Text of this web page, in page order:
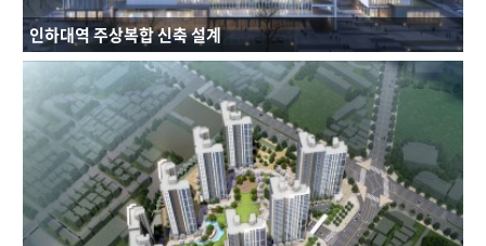
연면적 : 157,423,55㎡
규모 : B4~49F
건축용도 : 공동주택, 오피스텔, 근린생활시설, 소매시설
인하대역 주상복합 신축 설계